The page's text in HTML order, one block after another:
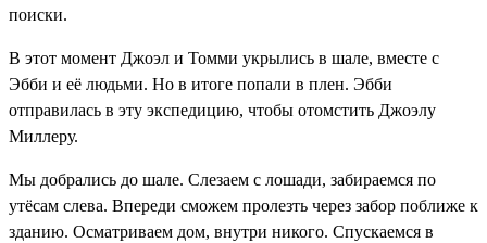
поиски.
В этот момент Джоэл и Томми укрылись в шале, вместе с
Эбби и её людьми. Но в итоге попали в плен. Эбби
отправилась в эту экспедицию, чтобы отомстить Джоэлу
Миллеру.
Мы добрались до шале. Слезаем с лошади, забираемся по
утёсам слева. Впереди сможем пролезть через забор поближе к
зданию. Осматриваем дом, внутри никого. Спускаемся в